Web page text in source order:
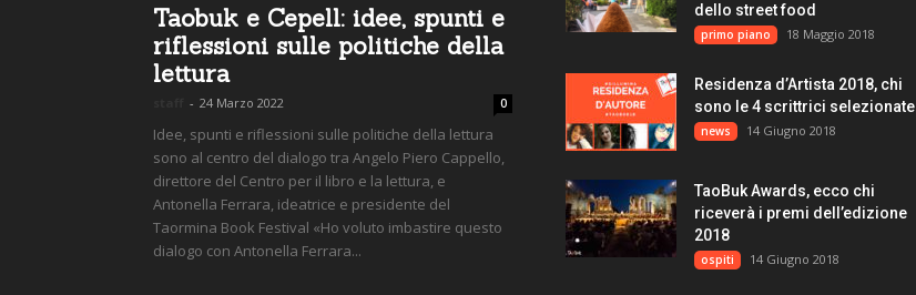
Taobuk e Cepell: idee, spunti e
riflessioni sulle politiche della
lettura
- 24 Marzo 2022 0
Idee, spunti e riflessioni sulle politiche della lettura
sono al centro del dialogo tra Angelo Piero Cappello,
direttore del Centro per il libro e la lettura, e
Antonella Ferrara, ideatrice e presidente del
Taormina Book Festival «Ho voluto imbastire questo
dialogo con Antonella Ferrara...
dello street food
primo piano 18 Maggio 2018
Residenza d’Artista 2018, chi
sono le 4 scrittrici selezionate
news 14 Giugno 2018
TaoBuk Awards, ecco chi
riceverà i premi dell’edizione
2018
ospiti 14 Giugno 2018